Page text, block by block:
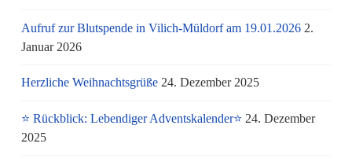
Aufruf zur Blutspende in Vilich-Müldorf am 19.01.2026 2.
Januar 2026
Herzliche Weihnachtsgrüße 24. Dezember 2025
⭐ Rückblick: Lebendiger Adventskalender⭐ 24. Dezember
2025